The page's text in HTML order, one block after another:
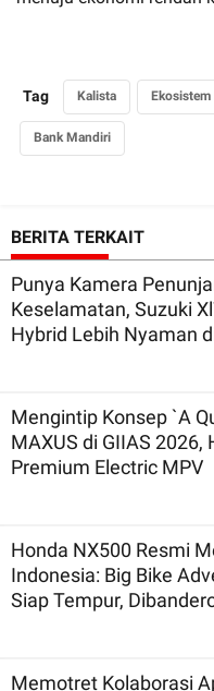
Tag Kalista
Bank Mandiri
BERITA TERKAIT
Punya Kamera
Keselamatan, Suzuki
Hybrid Lebih Nyaman
Mengintip Konsep `A
MAXUS di GIIAS 2026,
Premium Electric MPV
Honda NX500 Resmi
Indonesia: Big Bike
Siap Tempur,
Memotret Kolaborasi